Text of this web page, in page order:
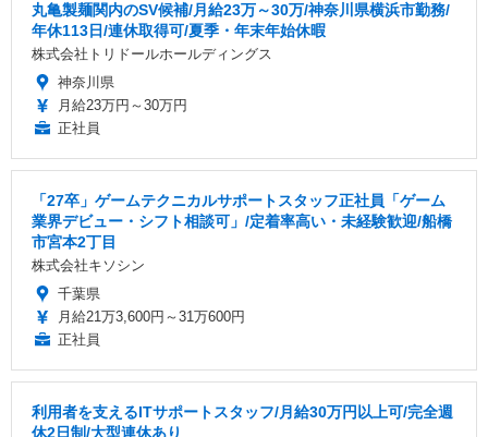
丸亀製麺関内のSV候補/月給23万～30万/神奈川県横浜市勤務/
年休113日/連休取得可/夏季・年末年始休暇
株式会社トリドールホールディングス
神奈川県
月給23万円～30万円
正社員
「27卒」ゲームテクニカルサポートスタッフ正社員「ゲーム
業界デビュー・シフト相談可」/定着率高い・未経験歓迎/船橋
市宮本2丁目
株式会社キソシン
千葉県
月給21万3,600円～31万600円
正社員
利用者を支えるITサポートスタッフ/月給30万円以上可/完全週
休2日制/大型連休あり